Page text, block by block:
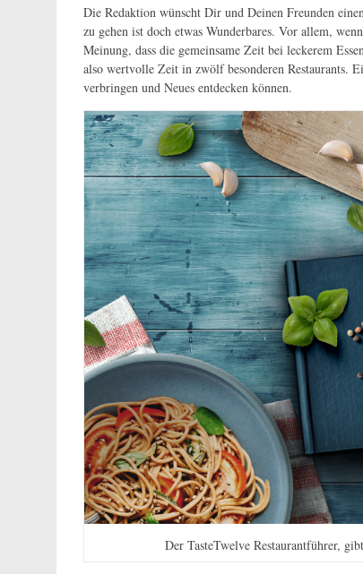
Die Redaktion wünscht Dir und Deinen Freunden
zu gehen ist doch etwas Wunderbares. Vor allem,
Meinung, dass die gemeinsame Zeit bei leckerem
also wertvolle Zeit in zwölf besonderen Restaurants.
verbringen und Neues entdecken können.
Der TasteTwelve Restaurantführer,